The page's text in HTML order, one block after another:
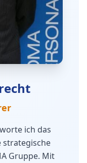
ich das
strategische
Gruppe. Mit